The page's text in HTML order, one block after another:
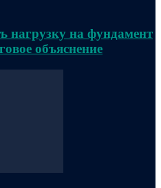
нагрузку на фундамент
объяснение